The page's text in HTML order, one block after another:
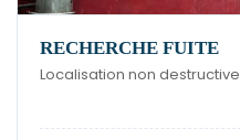
RECHERCHE FUITE
Localisation non destructive